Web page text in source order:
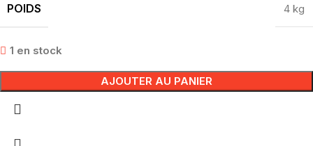
POIDS 4 kg
1 en stock
AJOUTER AU PANIER